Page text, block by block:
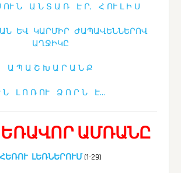
ՈՒ Ն Ա Ն Տ Ա Ռ Է Ր, Հ ՈՒ Լ Ի Ս
ԵՎ ԿԱՐՄԻՐ ԺԱՊԱՎԵՆՆԵՐՈՎ
ԱՂՋԻԿԸ
Ա Պ Ա Շ Խ Ա Ր Ա Ն Ք
Ն Լ Ո Ռ ՈՒ Ձ Ո Ր Ն Է…
ԱՄՌԱՆԸ
ՀԵՌՈՒ ԼԵՌՆԵՐՈՒՄ(1-29)